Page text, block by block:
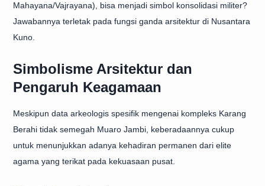
Mahayana/Vajrayana), bisa menjadi simbol konsolidasi militer?
Jawabannya terletak pada fungsi ganda arsitektur di Nusantara
Kuno.
Simbolisme Arsitektur dan
Pengaruh Keagamaan
Meskipun data arkeologis spesifik mengenai kompleks Karang
Berahi tidak semegah Muaro Jambi, keberadaannya cukup
untuk menunjukkan adanya kehadiran permanen dari elite
agama yang terikat pada kekuasaan pusat.